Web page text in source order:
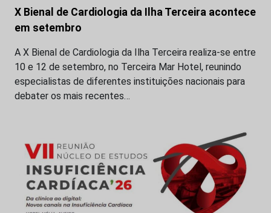
X Bienal de Cardiologia da Ilha Terceira acontece
em setembro
A X Bienal de Cardiologia da Ilha Terceira realiza-se entre
10 e 12 de setembro, no Terceira Mar Hotel, reunindo
especialistas de diferentes instituições nacionais para
debater os mais recentes…